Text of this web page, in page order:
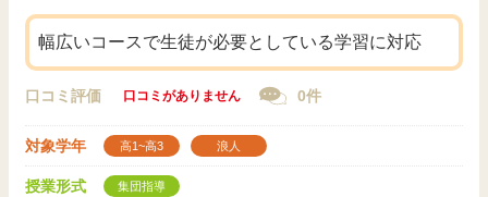
幅広いコースで生徒が必要としている学習に対応
口コミ評価 口コミがありません 0件
対象学年 高1~高3 浪人
授業形式 集団指導